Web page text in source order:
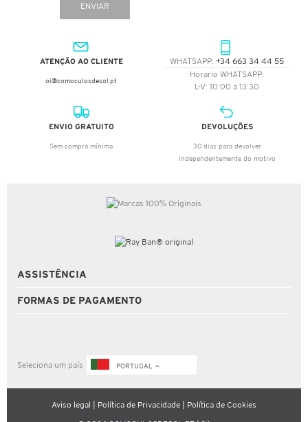
ENVIAR
ATENÇÃO AO CLIENTE
oi@comoculosdesol.pt
WHATSAPP: +34 663 34 44 55
Horario WHATSAPP:
L-V: 10:00 a 13:30
ENVIO GRATUITO
Sem compra mínima
DEVOLUÇÕES
30 dias para devolver
independentemente do motivo
ASSISTÊNCIA
FORMAS DE PAGAMENTO
Seleciona um país PORTUGAL
Aviso legal Política de Privacidade
Política de Cookies